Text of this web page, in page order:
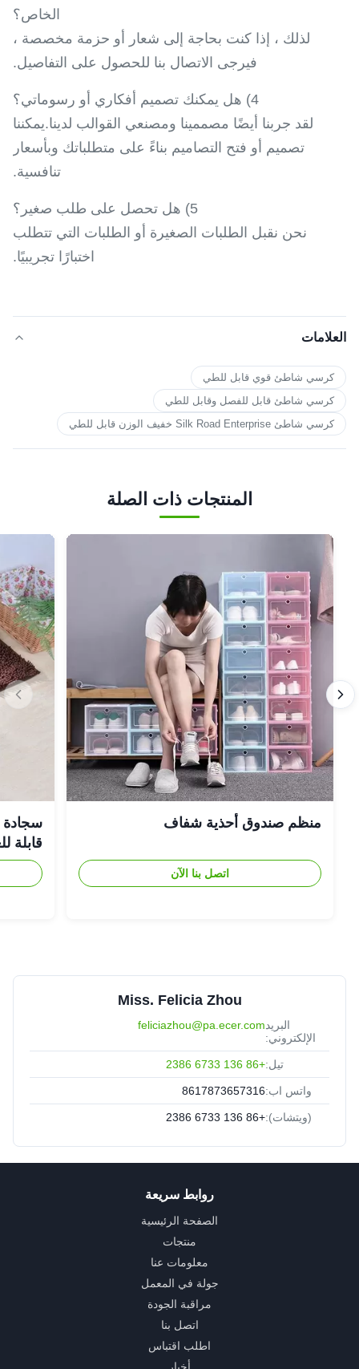
الخاص؟
لذلك ، إذا كنت بحاجة إلى شعار أو حزمة مخصصة ،
فيرجى الاتصال بنا للحصول على التفاصيل.
4) هل يمكنك تصميم أفكاري أو رسوماتي؟
لقد جربنا أيضًا مصممينا ومصنعي القوالب لدينا.يمكننا
تصميم أو فتح التصاميم بناءً على متطلباتك وبأسعار
تنافسية.
5) هل تحصل على طلب صغير؟
نحن نقبل الطلبات الصغيرة أو الطلبات التي تتطلب
اختبارًا تجريبيًا.
العلامات
كرسي شاطئ قوي قابل للطي
كرسي شاطئ قابل للفصل وقابل للطي
كرسي شاطئ Silk Road Enterprise خفيف الوزن قابل للطي
المنتجات ذات الصلة
منظم صندوق أحذية شفاف
اتصل بنا الآن
سجادة
قابلة
Miss. Felicia Zhou
البريد
الإلكتروني:
feliciazhou@pa.ecer.com
تيل:+86 136 6733 2386
واتس اب:8617873657316
(ويتشات):+86 136 6733 2386
روابط سريعة
الصفحة الرئيسية
منتجات
معلومات عنا
جولة في المعمل
مراقبة الجودة
اتصل بنا
اطلب اقتباس
أخبار